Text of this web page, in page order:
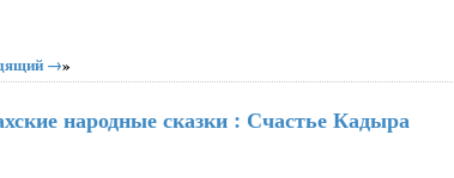
→»
народные сказки : Счастье Кадыра